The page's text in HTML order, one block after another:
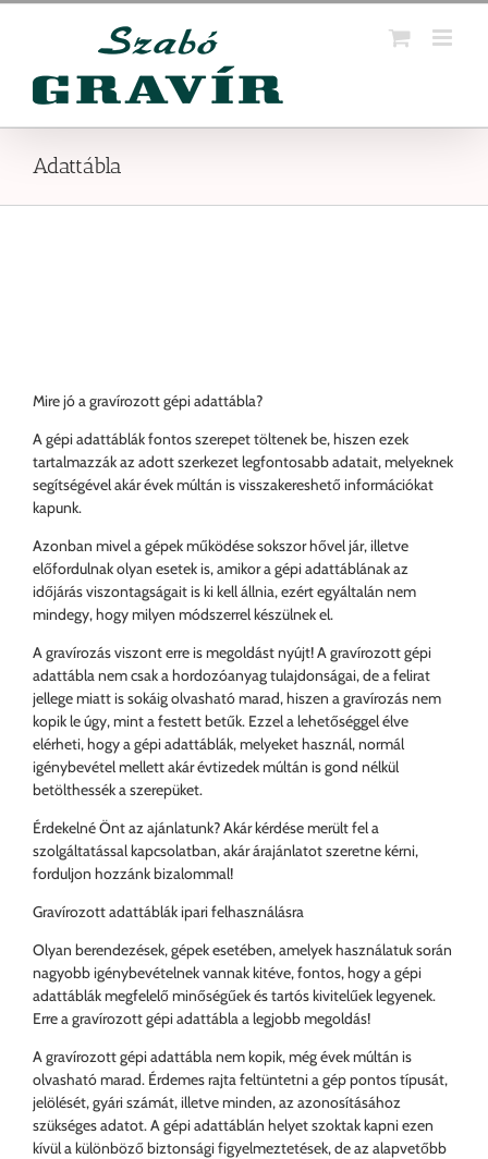
Kihagyás
Adattábla
Mire jó a gravírozott gépi adattábla?
A gépi adattáblák fontos szerepet töltenek be, hiszen ezek
tartalmazzák az adott szerkezet legfontosabb adatait, melyeknek
segítségével akár évek múltán is visszakereshető információkat
kapunk.
Azonban mivel a gépek működése sokszor hővel jár, illetve
előfordulnak olyan esetek is, amikor a gépi adattáblának az
időjárás viszontagságait is ki kell állnia, ezért egyáltalán nem
mindegy, hogy milyen módszerrel készülnek el.
A gravírozás viszont erre is megoldást nyújt! A gravírozott gépi
adattábla nem csak a hordozóanyag tulajdonságai, de a felirat
jellege miatt is sokáig olvasható marad, hiszen a gravírozás nem
kopik le úgy, mint a festett betűk. Ezzel a lehetőséggel élve
elérheti, hogy a gépi adattáblák, melyeket használ, normál
igénybevétel mellett akár évtizedek múltán is gond nélkül
betölthessék a szerepüket.
Érdekelné Önt az ajánlatunk? Akár kérdése merült fel a
szolgáltatással kapcsolatban, akár árajánlatot szeretne kérni,
forduljon hozzánk bizalommal!
Gravírozott adattáblák ipari felhasználásra
Olyan berendezések, gépek esetében, amelyek használatuk során
nagyobb igénybevételnek vannak kitéve, fontos, hogy a gépi
adattáblák megfelelő minőségűek és tartós kivitelűek legyenek.
Erre a gravírozott gépi adattábla a legjobb megoldás!
A gravírozott gépi adattábla nem kopik, még évek múltán is
olvasható marad. Érdemes rajta feltüntetni a gép pontos típusát,
jelölését, gyári számát, illetve minden, az azonosításához
szükséges adatot. A gépi adattáblán helyet szoktak kapni ezen
kívül a különböző biztonsági figyelmeztetések, de az alapvetőbb